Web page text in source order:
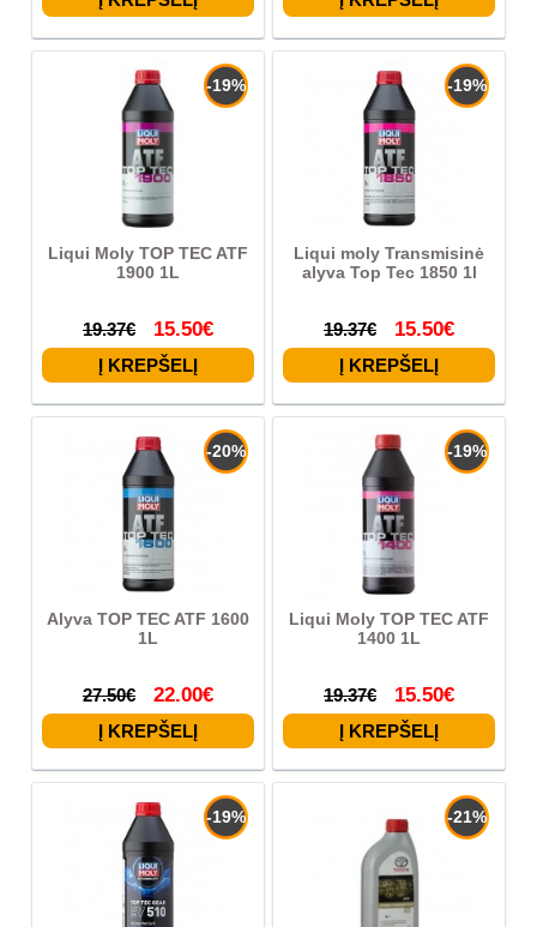
-19%
Liqui Moly TOP TEC ATF
1900 1L
19.37€ 15.50€
-19%
Liqui moly Transmisinė
alyva Top Tec 1850 1l
19.37€ 15.50€
-20%
Alyva TOP TEC ATF 1600
1L
27.50€ 22.00€
-19%
Liqui Moly TOP TEC ATF
1400 1L
19.37€ 15.50€
-19% -21%